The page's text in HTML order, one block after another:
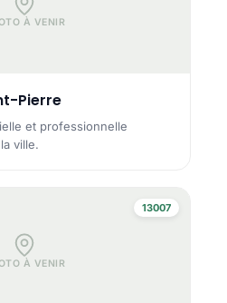
À VENIR
Pierre
et professionnelle
ville.
À VENIR
13007